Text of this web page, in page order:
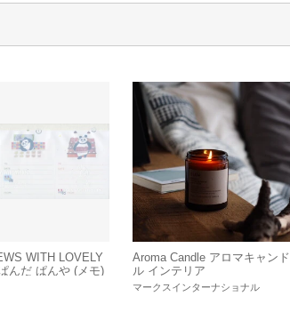
WITH LOVELY
んだ ぱんや (メモ)
Aroma Candle アロマキャンド
ル インテリア
マークスインターナショナル